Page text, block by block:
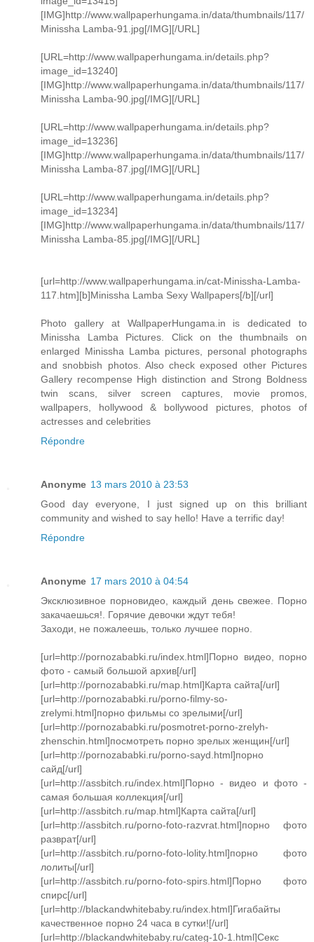
[IMG]http://www.wallpaperhungama.in/data/thumbnails/117/
Minissha Lamba-91.jpg[/IMG][/URL]
[URL=http://www.wallpaperhungama.in/details.php?
image_id=13240]
[IMG]http://www.wallpaperhungama.in/data/thumbnails/117/
Minissha Lamba-90.jpg[/IMG][/URL]
[URL=http://www.wallpaperhungama.in/details.php?
image_id=13236]
[IMG]http://www.wallpaperhungama.in/data/thumbnails/117/
Minissha Lamba-87.jpg[/IMG][/URL]
[URL=http://www.wallpaperhungama.in/details.php?
image_id=13234]
[IMG]http://www.wallpaperhungama.in/data/thumbnails/117/
Minissha Lamba-85.jpg[/IMG][/URL]
[url=http://www.wallpaperhungama.in/cat-Minissha-Lamba-
117.htm][b]Minissha Lamba Sexy Wallpapers[/b][/url]
Photo gallery at WallpaperHungama.in is dedicated to
Minissha Lamba Pictures. Click on the thumbnails on
enlarged Minissha Lamba pictures, personal photographs
and snobbish photos. Also check exposed other Pictures
Gallery recompense High distinction and Strong Boldness
twin scans, silver screen captures, movie promos,
wallpapers, hollywood & bollywood pictures, photos of
actresses and celebrities
Répondre
Anonyme 13 mars 2010 à 23:53
Good day everyone, I just signed up on this brilliant
community and wished to say hello! Have a terrific day!
Répondre
Anonyme 17 mars 2010 à 04:54
Эксклюзивное порновидео, каждый день свежее. Порно
закачаешься!. Горячие девочки ждут тебя!
Заходи, не пожалеешь, только лучшее порно.
[url=http://pornozababki.ru/index.html]Порно видео, порно
фото - самый большой архив[/url]
[url=http://pornozababki.ru/map.html]Карта сайта[/url]
[url=http://pornozababki.ru/porno-filmy-so-
zrelymi.html]порно фильмы со зрелыми[/url]
[url=http://pornozababki.ru/posmotret-porno-zrelyh-
zhenschin.html]посмотреть порно зрелых женщин[/url]
[url=http://pornozababki.ru/porno-sayd.html]порно
сайд[/url]
[url=http://assbitch.ru/index.html]Порно - видео и фото -
самая большая коллекция[/url]
[url=http://assbitch.ru/map.html]Карта сайта[/url]
[url=http://assbitch.ru/porno-foto-razvrat.html]порно фото
разврат[/url]
[url=http://assbitch.ru/porno-foto-lolity.html]порно фото
лолиты[/url]
[url=http://assbitch.ru/porno-foto-spirs.html]Порно фото
спирс[/url]
[url=http://blackandwhitebaby.ru/index.html]Гигабайты
качественное порно 24 часа в сутки![/url]
[url=http://blackandwhitebaby.ru/categ-10-1.html]Секс